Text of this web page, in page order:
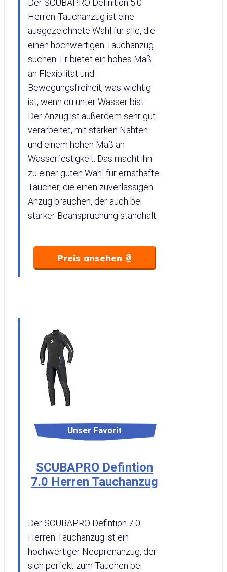
Der SCUBAPRO Definition 5.0
Herren-Tauchanzug ist eine
ausgezeichnete Wahl für alle, die
einen hochwertigen Tauchanzug
suchen. Er bietet ein hohes Maß
an Flexibilität und
Bewegungsfreiheit, was wichtig
ist, wenn du unter Wasser bist.
Der Anzug ist außerdem sehr gut
verarbeitet, mit starken Nähten
und einem hohen Maß an
Wasserfestigkeit. Das macht ihn
zu einer guten Wahl für ernsthafte
Taucher, die einen zuverlässigen
Anzug brauchen, der auch bei
starker Beanspruchung standhält.
Preis ansehen
Unser Favorit
SCUBAPRO Defintion
7.0 Herren Tauchanzug
Der SCUBAPRO Defintion 7.0
Herren Tauchanzug ist ein
hochwertiger Neoprenanzug, der
sich perfekt zum Tauchen bei